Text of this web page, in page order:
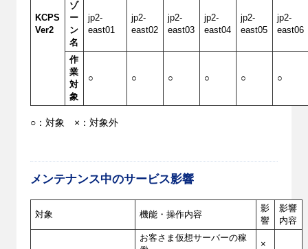
KCPS
Ver2
ゾ
ー
ン
名
jp2-
east01
jp2-
east02
jp2-
east03
jp2-
east04
jp2-
east05
jp2-
east06
作
業
対
象
○ ○ ○ ○ ○ ○
○：対象 ×：対象外
メンテナンス中のサービス影響
対象 機能・操作内容
影
響
影響
内容
お客さま仮想サーバーの稼
×